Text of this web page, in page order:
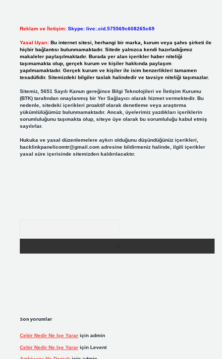
Reklam ve İletişim: Skype: live:.cid.575569c608265c69
Yasal Uyarı: Bu internet sitesi, herhangi bir marka, kurum veya şahıs şirketi ile
hiçbir bağlantısı bulunmamaktadır. Sitede yalnızca kendi hazırladığımız
makaleler paylaşılmaktadır. Burada yer alan içerikler haber niteliği
taşımamakta olup, gerçek kurum ve kişiler hakkında paylaşım
yapılmamaktadır. Gerçek kurum ve kişiler ile isim benzerlikleri tamamen
tesadüfidir. Sitemizdeki bilgiler taslak halindedir ve tavsiye niteliği taşımazlar.
Sitemiz, 5651 Sayılı Kanun gereğince Bilgi Teknolojileri ve İletişim Kurumu
(BTK) tarafından onaylanmış bir Yer Sağlayıcı olarak hizmet vermektedir. Bu
nedenle, sitedeki içerikleri proaktif olarak denetleme veya araştırma
yükümlülüğümüz bulunmamaktadır. Ancak, üyelerimiz yazdıkları içeriklerin
sorumluluğunu taşımakta olup, siteye üye olarak bu sorumluluğu kabul etmiş
sayılırlar.
Hukuka ve yasal düzenlemelere aykırı olduğunu düşündüğünüz içerikleri,
backlinkpanelicomtr@gmail.com adresine bildirmeniz halinde, ilgili içerikler
yasal süre içerisinde sitemizden kaldırılacaktır.
Son yorumlar
Cebir Nedir Ne Işe Yarar içinadmin
Cebir Nedir Ne Işe Yarar içinLevent